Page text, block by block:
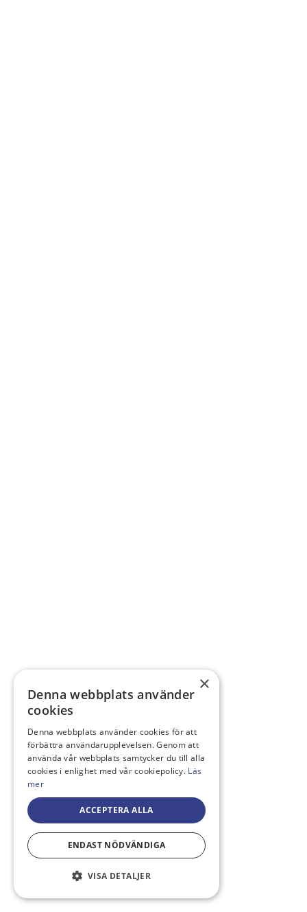
×
Denna webbplats använder
cookies
Denna webbplats använder cookies för att
förbättra användarupplevelsen. Genom att
använda vår webbplats samtycker du till alla
cookies i enlighet med vår cookiepolicy. Läs
mer
ACCEPTERA ALLA
ENDAST NÖDVÄNDIGA
VISA DETALJER